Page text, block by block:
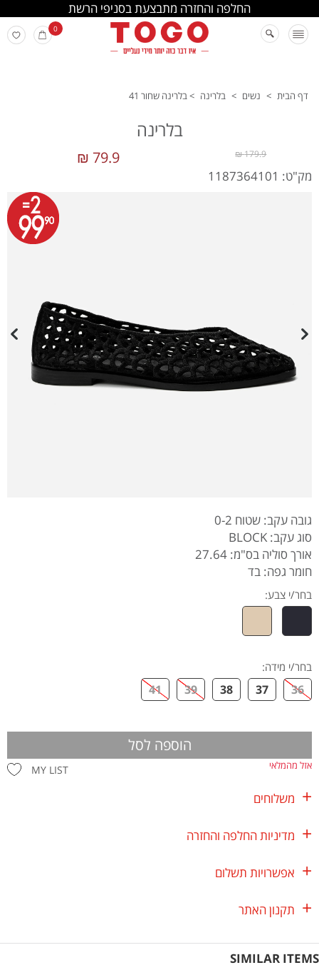
החלפה והחזרה מתבצעת בסניפי הרשת
0
דף הבית > נשים > בלרינה >בלרינה שחור 41
בלרינה
79.9 ₪ 179.9 ₪
מק"ט: 1187364101
גובה עקב: שטוח 0-2
סוג עקב: BLOCK
אורך סוליה בס"מ: 27.64
חומר גפה: בד
בחר/י צבע:
בחר/י מידה:
36
37
38
39
41
הוספה לסל
MY LIST אזל מהמלאי
משלוחים
מדיניות החלפה והחזרה
אפשרויות תשלום
תקנון האתר
SIMILAR ITEMS